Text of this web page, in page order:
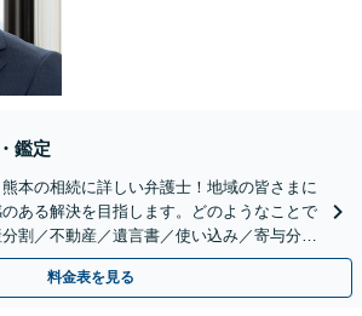
鑑定
熊本の相続に詳しい弁護士！地域の皆さまに
ある解決を目指します。どのようなことで
割／不動産／遺言書／使い込み／寄与分／
室】
料金表を見る